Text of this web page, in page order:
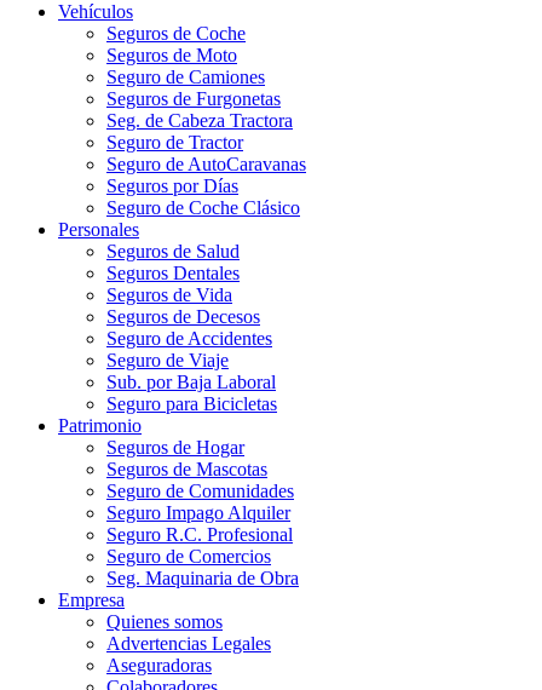
Vehículos
Seguros de Coche
Seguros de Moto
Seguro de Camiones
Seguros de Furgonetas
Seg. de Cabeza Tractora
Seguro de Tractor
Seguro de AutoCaravanas
Seguros por Días
Seguro de Coche Clásico
Personales
Seguros de Salud
Seguros Dentales
Seguros de Vida
Seguros de Decesos
Seguro de Accidentes
Seguro de Viaje
Sub. por Baja Laboral
Seguro para Bicicletas
Patrimonio
Seguros de Hogar
Seguros de Mascotas
Seguro de Comunidades
Seguro Impago Alquiler
Seguro R.C. Profesional
Seguro de Comercios
Seg. Maquinaria de Obra
Empresa
Quienes somos
Advertencias Legales
Aseguradoras